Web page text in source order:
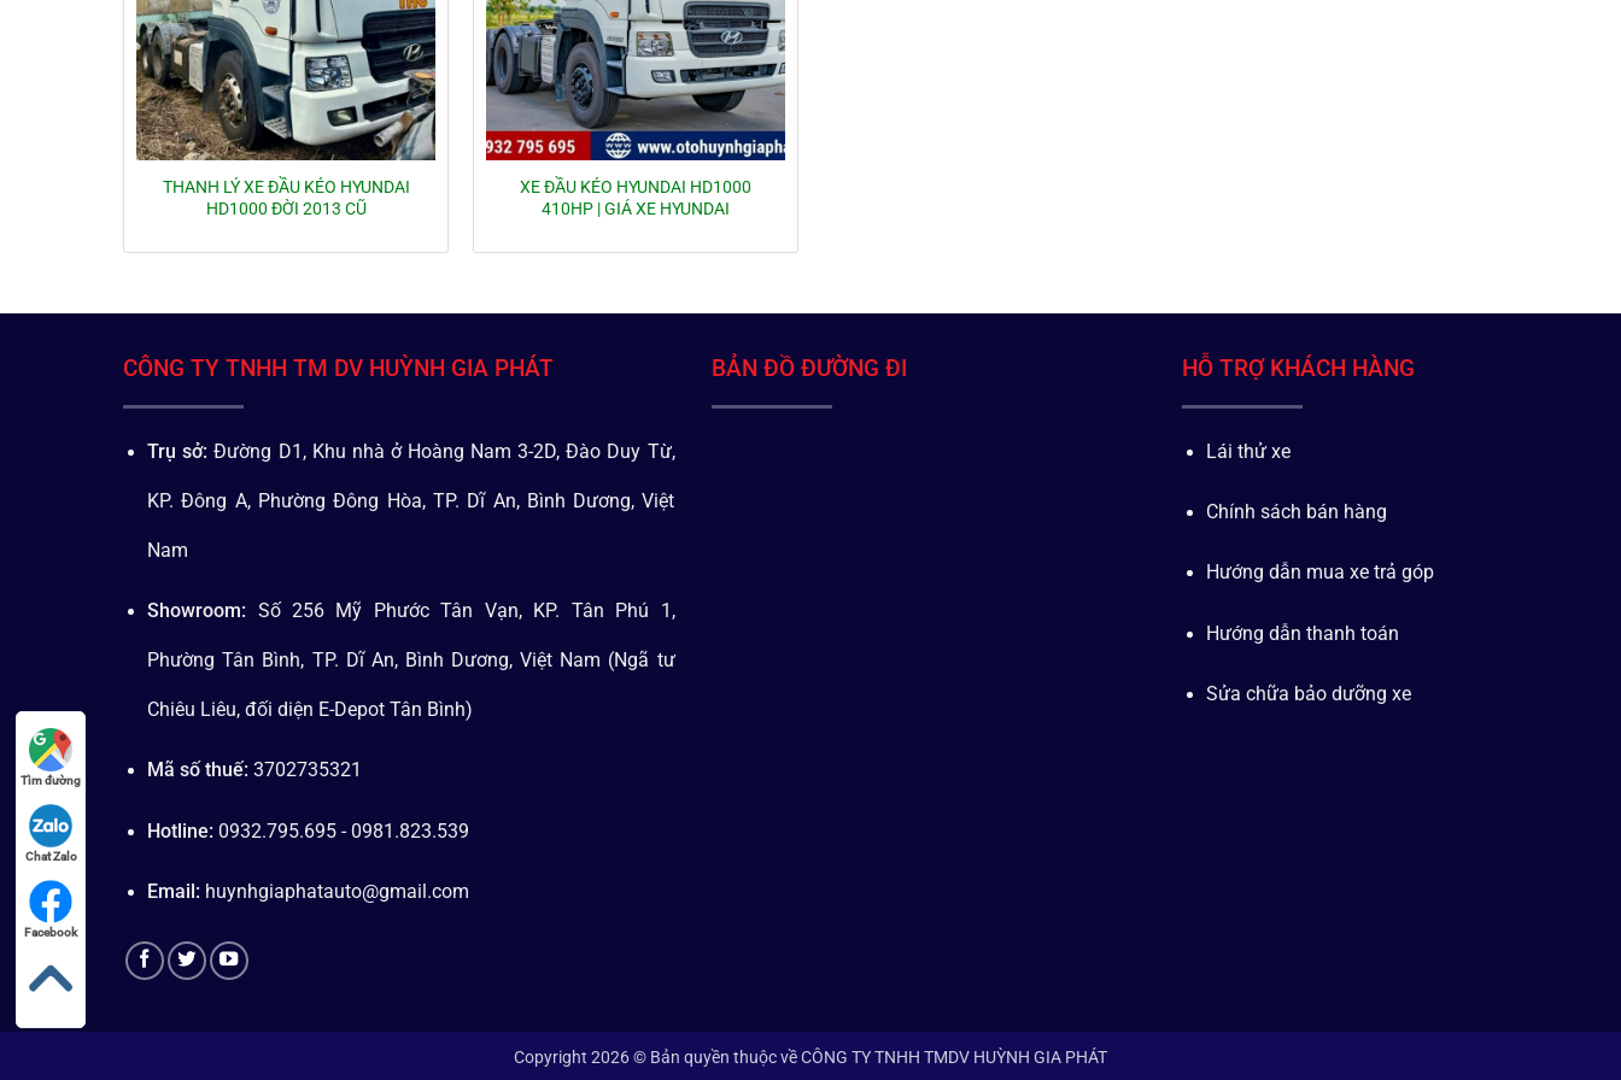
THANH LÝ XE ĐẦU KÉO HYUNDAI
HD1000 ĐỜI 2013 CŨ
XE ĐẦU KÉO HYUNDAI HD1000
410HP | GIÁ XE HYUNDAI
CÔNG TY TNHH TM DV HUỲNH GIA PHÁT
Trụ sở: Đường D1, Khu nhà ở Hoàng Nam 3-2D, Đào Duy Từ,
KP. Đông A, Phường Đông Hòa, TP. Dĩ An, Bình Dương, Việt
Nam
Showroom: Số 256 Mỹ Phước Tân Vạn, KP. Tân Phú 1,
Phường Tân Bình, TP. Dĩ An, Bình Dương, Việt Nam (Ngã tư
Chiêu Liêu, đối diện E-Depot Tân Bình)
Mã số thuế:3702735321
Hotline: 0932.795.695 - 0981.823.539
Email: huynhgiaphatauto@gmail.com
BẢN ĐỒ ĐƯỜNG ĐI HỖ TRỢ KHÁCH HÀNG
Lái thử xe
Chính sách bán hàng
Hướng dẫn mua xe trả góp
Hướng dẫn thanh toán
Sửa chữa bảo dưỡng xe
Copyright 2026 © Bản quyền thuộc về CÔNG TY TNHH TMDV HUỲNH GIA PHÁT
Tìm đường
Chat Zalo
Facebook